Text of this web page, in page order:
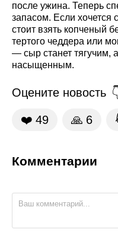
после ужина. Теперь
запасом. Если хочется
стоит взять копченый
тертого чеддера или
— сыр станет тягучим,
насыщенным.
Оцените новость
❤️ 49 🙏 6
Комментарии